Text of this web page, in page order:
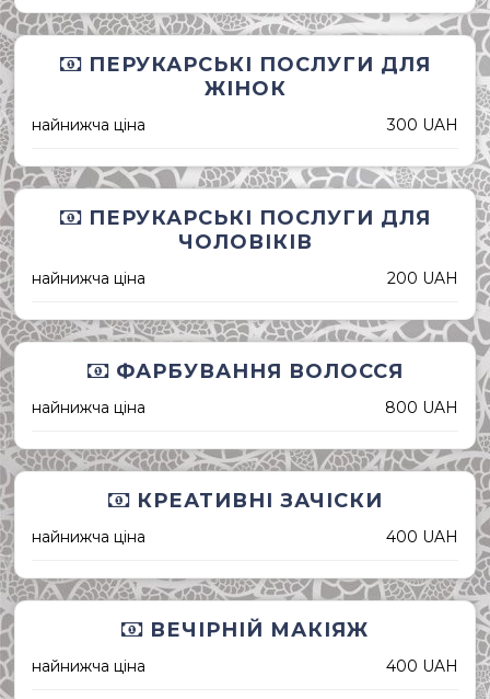
ПЕРУКАРСЬКІ ПОСЛУГИ ДЛЯ
ЖІНОК
найнижча ціна 300 UAH
ПЕРУКАРСЬКІ ПОСЛУГИ ДЛЯ
ЧОЛОВІКІВ
найнижча ціна 200 UAH
ФАРБУВАННЯ ВОЛОССЯ
найнижча ціна 800 UAH
КРЕАТИВНІ ЗАЧІСКИ
найнижча ціна 400 UAH
ВЕЧІРНІЙ МАКІЯЖ
найнижча ціна 400 UAH